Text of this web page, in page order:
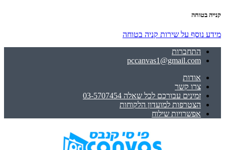
קנייה בטוחה
מידע נוסף על שירות קניה בטוחה
התחברות
pccanvas1@gmail.com
אודות
צרו קשר
זמינים עבורכם לכל שאלה 03-5707454
הצטרפות למועדון הלקוחות
אפשרויות שילוח